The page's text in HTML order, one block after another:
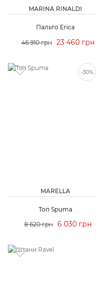
MARINA RINALDI
Пальто Erica
46 910 грн 23 460 грн
-30%
MARELLA
Топ Spuma
8 620 грн 6 030 грн